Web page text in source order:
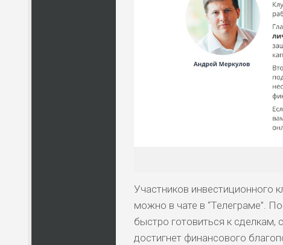
Участников инвестиционного
можно в чате в “Телеграме”.
быстро готовиться к
достигнет финансового